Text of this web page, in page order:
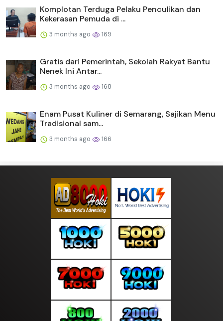
Komplotan Terduga Pelaku Penculikan dan
Kekerasan Pemuda di ...
3 months ago 169
Gratis dari Pemerintah, Sekolah Rakyat Bantu
Nenek Ini Antar...
3 months ago 168
Enam Pusat Kuliner di Semarang, Sajikan Menu
Tradisional sam...
3 months ago 166